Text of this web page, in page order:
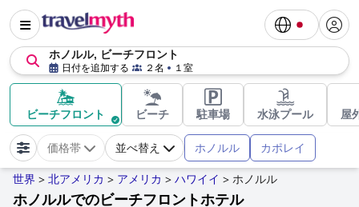
ホノルル, ビーチフロント
日付を追加する ２名 １室
ビーチフロント ビーチ 駐車場 水泳プール 屋
価格帯 並べ替え ホノルル カポレイ
世界 > 北アメリカ > アメリカ > ハワイイ > ホノルル
ホノルルでのビーチフロントホテル